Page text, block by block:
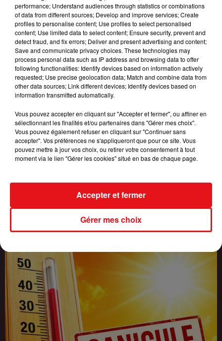
INCENDIES : 184 PERSONNES INTERPELLÉES DEPUIS DÉBUT
JUILLET, DES...
performance; Understand audiences through statistics or combinations
of data from different sources; Develop and improve services; Create
profiles to personalise content; Use profiles to select personalised
content; Use limited data to select content; Ensure security, prevent and
detect fraud, and fix errors; Deliver and present advertising and content;
Save and communicate privacy choices. These technologies may
process personal data such as IP address and browsing data to offer
following functionalities: Identify devices based on information actively
requested; Use precise geolocation data; Match and combine data from
other data sources; Link different devices; Identify devices based on
information transmitted automatically.
Vous pouvez accepter en cliquant sur "Accepter et fermer", ou affiner en
sélectionnant les finalités et/ou partenaires dans "Gérer mes choix".
Vous pouvez également refuser en cliquant sur "Continuer sans
accepter". Vos préférences ne s'appliqueront que pour ce site. Vous
pouvez mettre à jour vos choix, ou retirer votre consentement à tout
moment via le lien "Gérer les cookies" situé en bas de chaque page.
Gérer mes choix
Accepter et fermer